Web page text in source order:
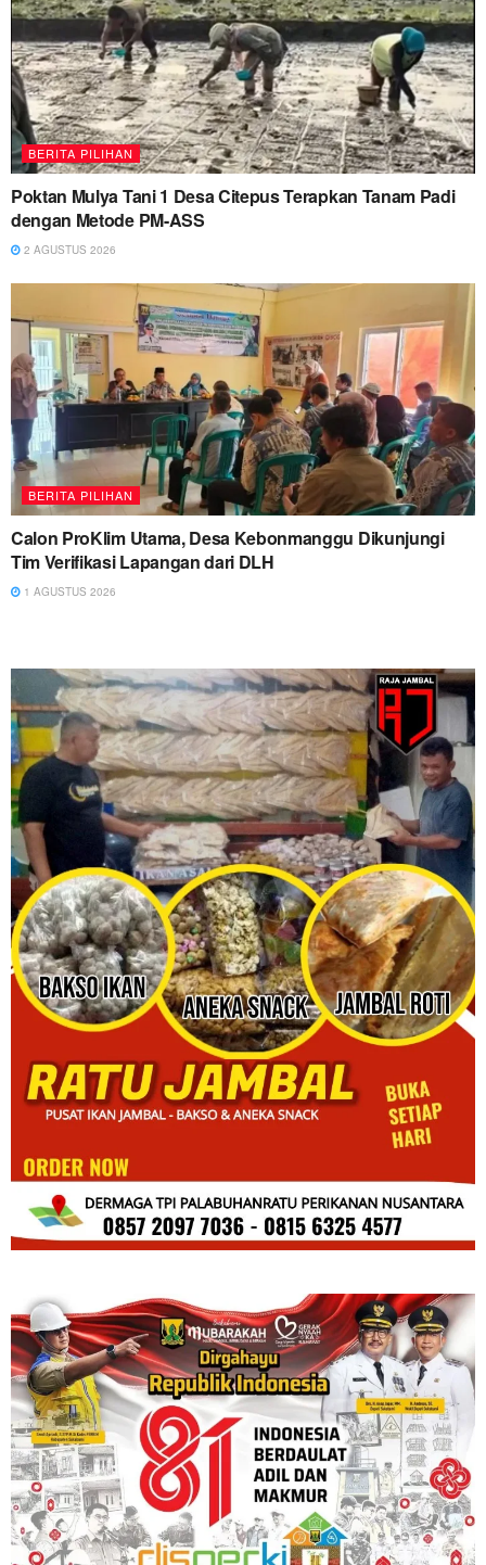
BERITA PILIHAN
Poktan Mulya Tani 1 Desa Citepus Terapkan Tanam Padi
dengan Metode PM-ASS
2 AGUSTUS 2026
BERITA PILIHAN
Calon ProKlim Utama, Desa Kebonmanggu Dikunjungi
Tim Verifikasi Lapangan dari DLH
1 AGUSTUS 2026